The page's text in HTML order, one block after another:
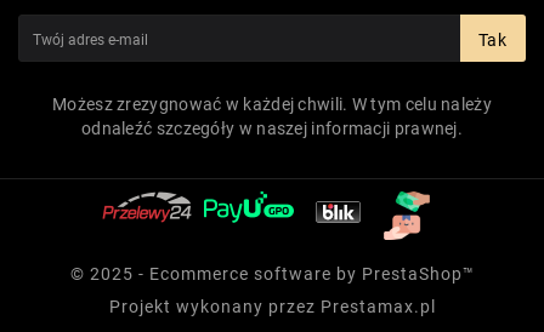
Tak
Możesz zrezygnować w każdej chwili. W tym celu należy
odnaleźć szczegóły w naszej informacji prawnej.
© 2025 - Ecommerce software by PrestaShop™
Projekt wykonany przez Prestamax.pl